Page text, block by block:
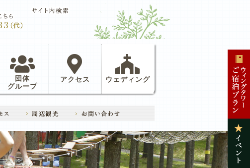
団体
グループ
アクセス ウェディング